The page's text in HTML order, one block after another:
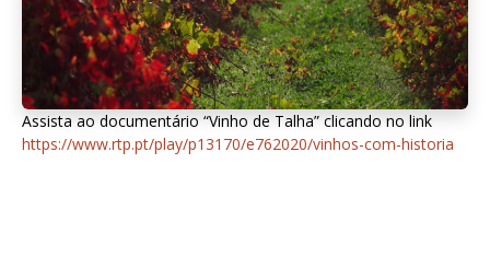
Assista ao documentário “Vinho de Talha” clicando no link
https://www.rtp.pt/play/p13170/e762020/vinhos-com-historia